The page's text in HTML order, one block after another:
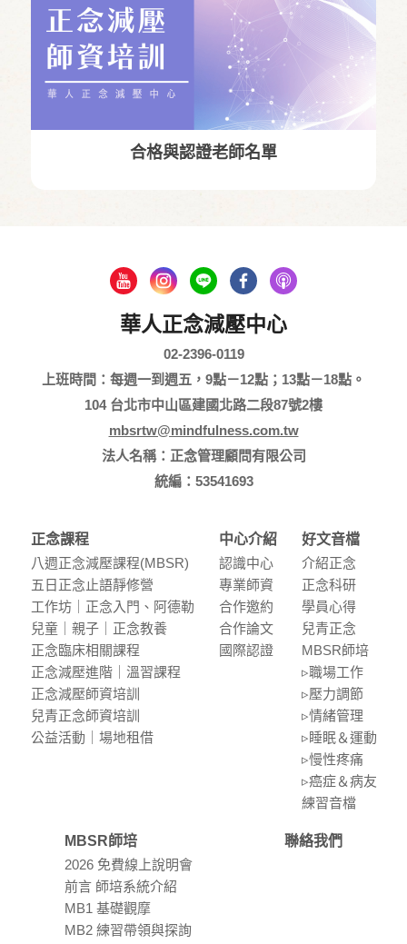
合格與認證老師名單
華人正念減壓中心
02-2396-0119
上班時間：每週一到週五，9點－12點；13點－18點。
104 台北市中山區建國北路二段87號2樓
mbsrtw@mindfulness.com.tw
法人名稱：正念管理顧問有限公司
統編：53541693
正念課程
八週正念減壓課程(MBSR)
五⽇正念⽌語靜修營
⼯作坊｜正念入門、阿德勒
兒童｜親⼦｜正念教養
正念臨床相關課程
正念減壓進階｜溫習課程
正念減壓師資培訓
兒青正念師資培訓
公益活動｜場地租借
中心介紹
認識中⼼
專業師資
合作邀約
合作論⽂
國際認證
好文音檔
介紹正念
正念科研
學員⼼得
兒青正念
MBSR師培
▹職場⼯作
▹壓⼒調節
▹情緒管理
▹睡眠＆運動
▹慢性疼痛
▹癌症＆病友
練習⾳檔
MBSR師培
2026 免費線上說明會
前言 師培系統介紹
MB1 基礎觀摩
MB2 練習帶領與探詢
聯絡我們